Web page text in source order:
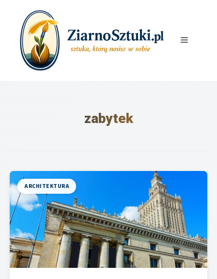
Menu
zabytek
ARCHITEKTURA